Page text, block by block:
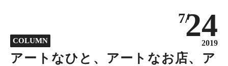
COLUMN
7/24
2019
アートなひと、アートなお店、ア